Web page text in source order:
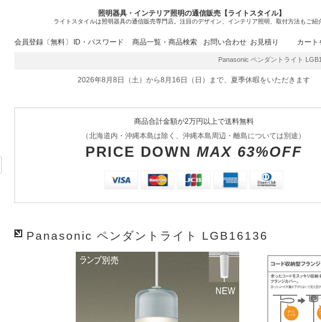
照明器具・インテリア照明の通信販売【ライトスタイル】
ライトスタイルは照明器具の通信販売専門店。注目のデザイン、インテリア照明、取付方法もご紹
会員登録〔無料〕 ID・パスワード 商品一覧・商品検索 お問い合わせ お見積り カート
Panasonic ペンダントライト
2026年8月8日（土）から8月16日（日）まで、夏季休暇をいただきます
商品合計金額が2万円以上で送料無料
（北海道内・沖縄本島は除く、沖縄本島周辺・離島については別途）
PRICE DOWN MAX 63%OFF
Panasonic ペンダントライト LGB16136